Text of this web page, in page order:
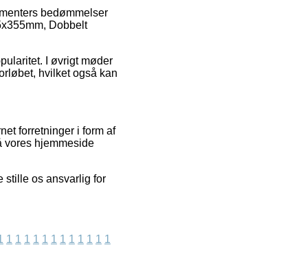
bedømmelser
Dobbelt
I øvrigt møder
hvilket også kan
forretninger i form af
vores hjemmeside
stille os ansvarlig for
1 1 1 1 1 1 1 1 1 1 1 1